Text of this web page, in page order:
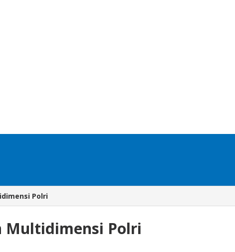
Polri
Multidimensi Polri